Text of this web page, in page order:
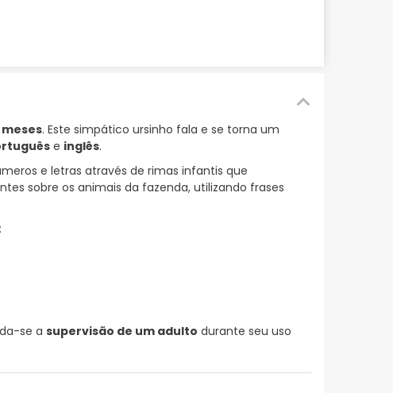
meses. Este simpático ursinho fala e se torna um
e inglês.
e letras através de rimas infantis que
sobre os animais da fazenda, utilizando frases
se a supervisão de um adulto durante seu uso